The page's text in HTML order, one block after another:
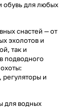
обувь для любых
снастей — от
эхолотов и
так и
подводного
и
для водных